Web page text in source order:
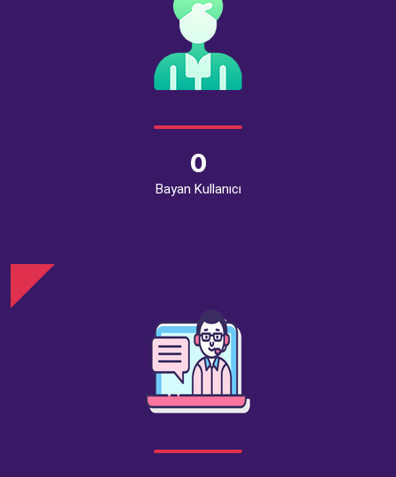
0
Bayan Kullanıcı